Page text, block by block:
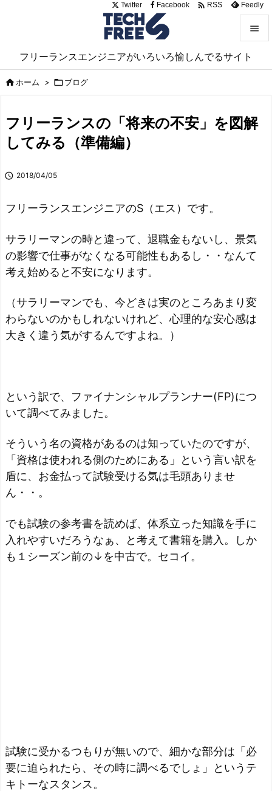
フリーランスエンジニアがいろいろ愉しんでるサイト


サイド

前へ
Twitter Facebook  RSS Feedly
ホーム > ブログ
フリーランスの「将来の不安」を図解
してみる（準備編）
 2018/04/05
フリーランスエンジニアのS（エス）です。
サラリーマンの時と違って、退職金もないし、景気
の影響で仕事がなくなる可能性もあるし・・なんて
考え始めると不安になります。
（サラリーマンでも、今どきは実のところあまり変
わらないのかもしれないけれど、心理的な安心感は
大きく違う気がするんですよね。）
という訳で、ファイナンシャルプランナー(FP)につ
いて調べてみました。
そういう名の資格があるのは知っていたのですが、
「資格は使われる側のためにある」という言い訳を
盾に、お金払って試験受ける気は毛頭ありませ
ん・・。
でも試験の参考書を読めば、体系立った知識を手に
入れやすいだろうなぁ、と考えて書籍を購入。しか
も１シーズン前の↓を中古で。セコイ。
試験に受かるつもりが無いので、細かな部分は「必
要に迫られたら、その時に調べるでしょ」というテ
キトーなスタンス。